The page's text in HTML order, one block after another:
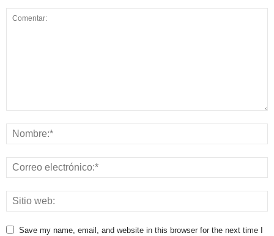
Save my name, email, and website in this browser for the next time I